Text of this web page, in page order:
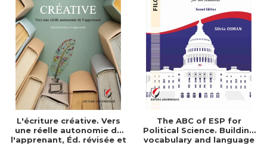
L'écriture créative. Vers
une réelle autonomie de
l'apprenant, Éd. révisée et
The ABC of ESP for
Political Science. Building
vocabulary and language